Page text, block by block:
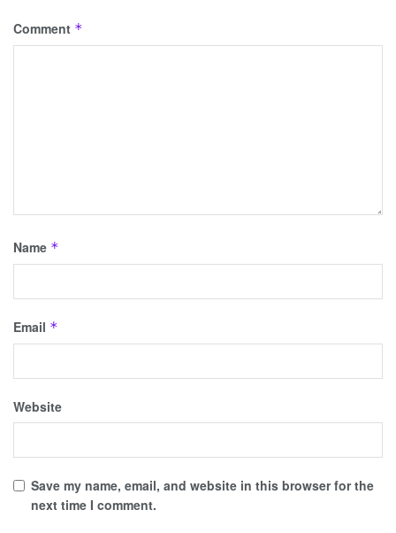
Comment *
Name *
Email *
Website
Save my name, email, and website in this browser for the
next time I comment.